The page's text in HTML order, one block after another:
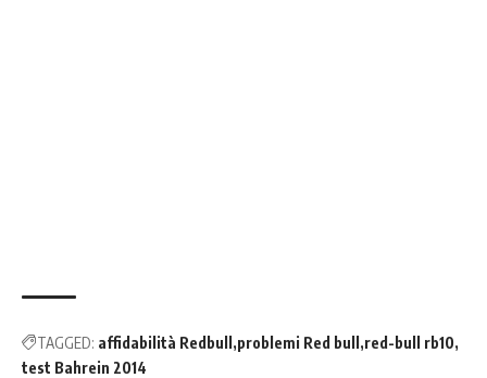
TAGGED: affidabilità Redbull problemi Red bull
red-bull rb10
test Bahrein 2014